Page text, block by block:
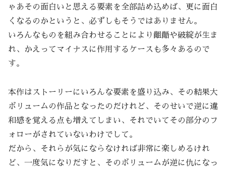
ゃあその面白いと思える要素を全部詰め込めば、更に面白
くなるのかというと、必ずしもそうではありません。
いろんなものを組み合わせることにより齟齬や破綻が生ま
れ、かえってマイナスに作用するケースも多々あるので
す。
本作はストーリーにいろんな要素を盛り込み、その結果大
ボリュームの作品となったのだけれど、そのせいで逆に違
和感を覚える点も増えてしまい、それでいてその部分のフ
ォローがされていないわけでして。
だから、それらが気にならなければ非常に楽しめるけれ
ど、一度気になりだすと、そのボリュームが逆に仇になっ